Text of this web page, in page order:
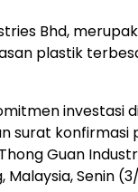
Bhd,
plastik
investasi
surat konfirmasi
Guan
Malaysia, Senin